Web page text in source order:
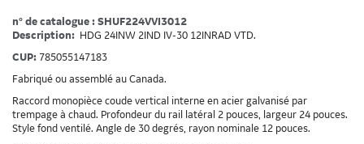
n° de catalogue : SHUF224VVI3012
Description: HDG 24INW 2IND IV-30 12INRAD VTD.
CUP: 785055147183
Fabriqué ou assemblé au Canada.
Raccord monopièce coude vertical interne en acier galvanisé par
trempage à chaud. Profondeur du rail latéral 2 pouces, largeur 24 pouces.
Style fond ventilé. Angle de 30 degrés, rayon nominale 12 pouces.